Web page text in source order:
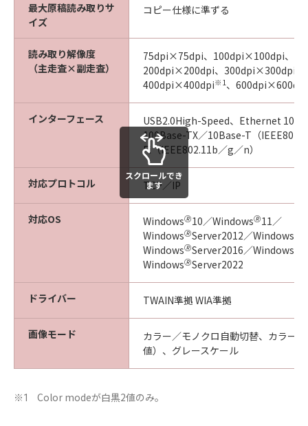
最大原稿読み取りサ
イズ
コピー仕様に準ずる
読み取り解像度
（主走査×副走査）
75dpi×75dpi、100dpi×100dpi、
200dpi×200dpi、300dpi×300dpi、
400dpi×400dpi※1 、600dpi×600dpi
インターフェース
USB2.0High-Speed、Ethernet
100Base-TX／10Base-T（
Fi（IEEE802.11b／g／n）
対応プロトコル TCP／IP
対応OS Windows🄬10／Windows🄬11／
Windows🄬Server2012／Windows
Windows🄬Server2016／Windows
Windows🄬Server2022
ドライバー TWAIN準拠 WIA準拠
画像モード
カラー／モノクロ自動切替、カラー
値）、グレースケール
スクロールでき
ます
※1 Color modeが白黒2値のみ。